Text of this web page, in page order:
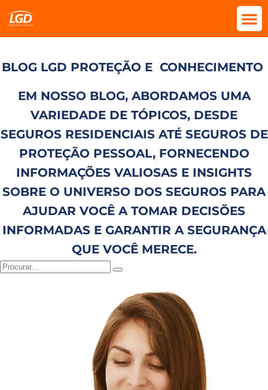
BLOG LGD PROTEÇÃO E CONHECIMENTO
EM NOSSO BLOG, ABORDAMOS UMA
VARIEDADE DE TÓPICOS, DESDE
SEGUROS RESIDENCIAIS ATÉ SEGUROS DE
PROTEÇÃO PESSOAL, FORNECENDO
INFORMAÇÕES VALIOSAS E INSIGHTS
SOBRE O UNIVERSO DOS SEGUROS PARA
AJUDAR VOCÊ A TOMAR DECISÕES
INFORMADAS E GARANTIR A SEGURANÇA
QUE VOCÊ MERECE.